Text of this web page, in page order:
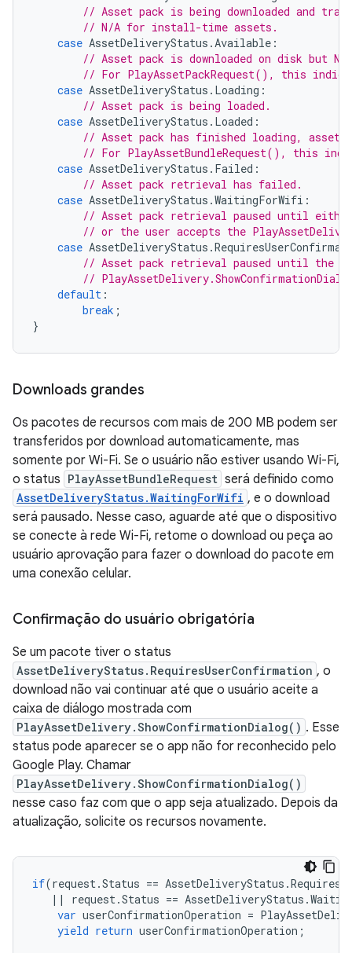
// Asset pack is being downloaded and
// N/A for install-time assets.
case AssetDeliveryStatus . Available :
// Asset pack is downloaded on disk but
// For PlayAssetPackRequest(), this
case AssetDeliveryStatus . Loading :
// Asset pack is being loaded.
case AssetDeliveryStatus . Loaded :
// Asset pack has finished loading, assets
// For PlayAssetBundleRequest(), this
case AssetDeliveryStatus . Failed :
// Asset pack retrieval has failed.
case AssetDeliveryStatus .WaitingForWifi :
// Asset pack retrieval paused until
// or the user accepts the
case AssetDeliveryStatus .
// Asset pack retrieval paused until the
//
default :
break ;
}
Downloads grandes
Os pacotes de recursos com mais de 200 MB podem ser
transferidos por download automaticamente, mas
somente por Wi-Fi. Se o usuário não estiver usando Wi-Fi,
o status PlayAssetBundleRequest será definido como
AssetDeliveryStatus.WaitingForWifi , e o download
será pausado. Nesse caso, aguarde até que o dispositivo
se conecte à rede Wi-Fi, retome o download ou peça ao
usuário aprovação para fazer o download do pacote em
uma conexão celular.
Confirmação do usuário obrigatória
Se um pacote tiver o status
AssetDeliveryStatus.RequiresUserConfirmation , o
download não vai continuar até que o usuário aceite a
caixa de diálogo mostrada com
PlayAssetDelivery.ShowConfirmationDialog() . Esse
status pode aparecer se o app não for reconhecido pelo
Google Play. Chamar
PlayAssetDelivery.ShowConfirmationDialog()
nesse caso faz com que o app seja atualizado. Depois da
atualização, solicite os recursos novamente.
if(request .Status == AssetDeliveryStatus .
||
request .Status == AssetDeliveryStatus .
var userConfirmationOperation =
yield return userConfirmationOperation ;